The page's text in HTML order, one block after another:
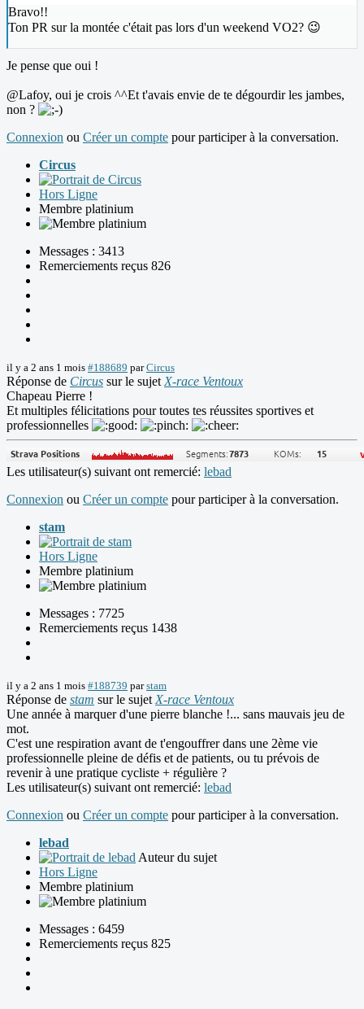
Bravo!!
Ton PR sur la montée c'était pas lors d'un weekend VO2? 😉
Je pense que oui !
@Lafoy, oui je crois ^^Et t'avais envie de te dégourdir les jambes,
non ?
Connexion ou Créer un compte pour participer à la conversation.
Circus
Hors Ligne
Membre platinium
Messages : 3413
Remerciements reçus 826
il y a 2 ans 1 mois #188689 parCircus
Réponse de Circus sur le sujet X-race Ventoux
Chapeau Pierre !
Et multiples félicitations pour toutes tes réussites sportives et
professionnelles
Les utilisateur(s) suivant ont remercié: lebad
Connexion ou Créer un compte pour participer à la conversation.
stam
Hors Ligne
Membre platinium
Messages : 7725
Remerciements reçus 1438
il y a 2 ans 1 mois #188739 parstam
Réponse de stam sur le sujet X-race Ventoux
Une année à marquer d'une pierre blanche !... sans mauvais jeu de
mot.
C'est une respiration avant de t'engouffrer dans une 2ème vie
professionnelle pleine de défis et de patients, ou tu prévois de
revenir à une pratique cycliste + régulière ?
Les utilisateur(s) suivant ont remercié: lebad
Connexion ou Créer un compte pour participer à la conversation.
lebad
Auteur du sujet
Hors Ligne
Membre platinium
Messages : 6459
Remerciements reçus 825